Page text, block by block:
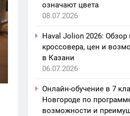
означают цвета
08.07.2026
Haval Jolion 2026: Обзор
кроссовера, цен и
в Казани
06.07.2026
Онлайн-обучение в 7
Новгороде по
возможности и